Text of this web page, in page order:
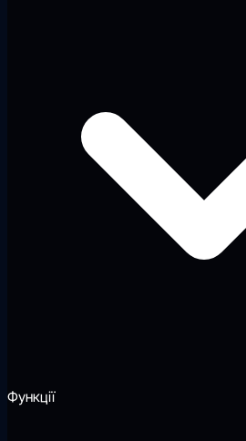
Функції